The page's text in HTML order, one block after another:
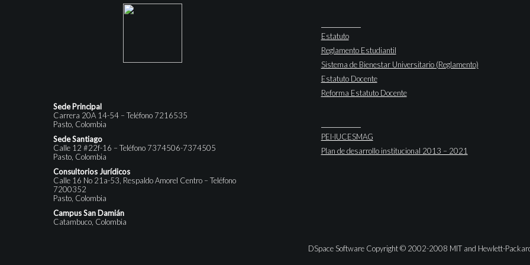
Sede Principal
Carrera 20A 14-54 – Teléfono 7216535
Pasto, Colombia
Sede Santiago
Calle 12 #22f-16 – Teléfono 7374506-7374505
Pasto, Colombia
Consultorios Jurídicos
Calle 16 No 21a-53, Respaldo Amorel Centro – Teléfono
7200352
Pasto, Colombia
Campus San Damián
Catambuco, Colombia
Estatuto
Reglamento Estudiantil
Sistema de Bienestar Universitario (Reglamento)
Estatuto Docente
Reforma Estatuto Docente
PEI-IUCESMAG
Plan de desarrollo institucional 2013 – 2021
DSpace Software Copyright © 2002-2008 MIT and Hewlett-